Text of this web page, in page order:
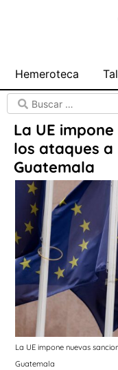
Hemeroteca
La UE
los ataques
Guatemala
La UE impone nuevas
Guatemala